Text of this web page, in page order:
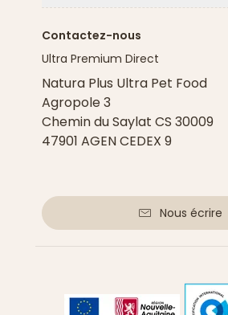
Contactez-nous
Ultra Premium Direct
Natura Plus Ultra Pet Food
Agropole 3
Chemin du Saylat CS 30009
47901 AGEN CEDEX 9
Nous écrire